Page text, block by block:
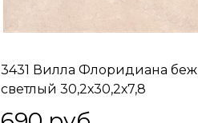
3431 Вилла Флоридиана беж
светлый 30,2х30,2х7,8